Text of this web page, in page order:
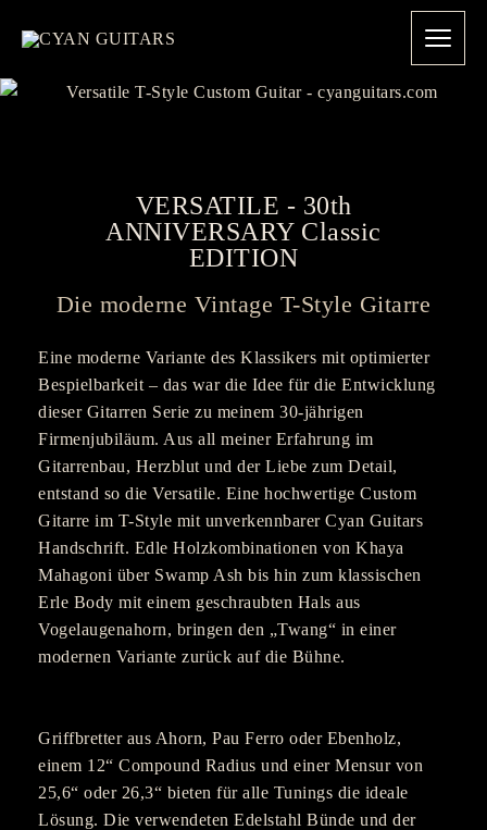
VERSATILE - 30th
ANNIVERSARY Classic
EDITION
Die moderne Vintage T-Style Gitarre
Eine moderne Variante des Klassikers mit optimierter
Bespielbarkeit – das war die Idee für die Entwicklung
dieser Gitarren Serie zu meinem 30-jährigen
Firmenjubiläum. Aus all meiner Erfahrung im
Gitarrenbau, Herzblut und der Liebe zum Detail,
entstand so die Versatile. Eine hochwertige Custom
Gitarre im T-Style mit unverkennbarer Cyan Guitars
Handschrift. Edle Holzkombinationen von Khaya
Mahagoni über Swamp Ash bis hin zum klassischen
Erle Body mit einem geschraubten Hals aus
Vogelaugenahorn, bringen den „Twang“ in einer
modernen Variante zurück auf die Bühne.
Griffbretter aus Ahorn, Pau Ferro oder Ebenholz,
einem 12“ Compound Radius und einer Mensur von
25,6“ oder 26,3“ bieten für alle Tunings die ideale
Lösung. Die verwendeten Edelstahl Bünde und der